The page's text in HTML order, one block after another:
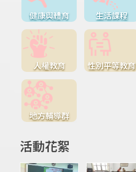
健康與體育 生活課程
人權教育 性別平等教育
地方輔導群
活動花絮